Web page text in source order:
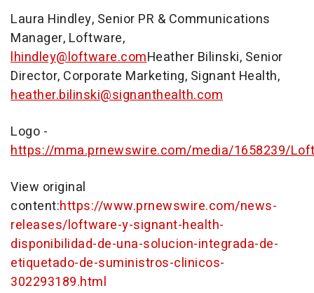
Laura Hindley, Senior PR & Communications
Manager, Loftware,
lhindley@loftware.comHeather Bilinski, Senior
Director, Corporate Marketing, Signant Health,
heather.bilinski@signanthealth.com
Logo -
https://mma.prnewswire.com/media/1658239/
View original
content:https://www.prnewswire.com/news-
releases/loftware-y-signant-health-
disponibilidad-de-una-solucion-integrada-de-
etiquetado-de-suministros-clinicos-
302293189.html